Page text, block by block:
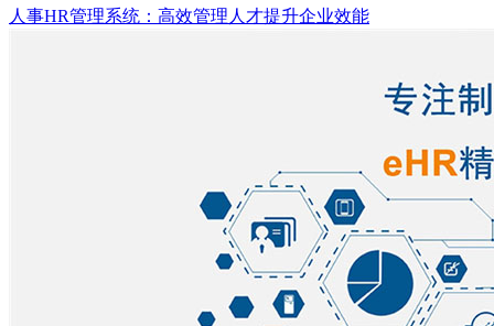
人事HR管理系统：高效管理人才提升企业效能